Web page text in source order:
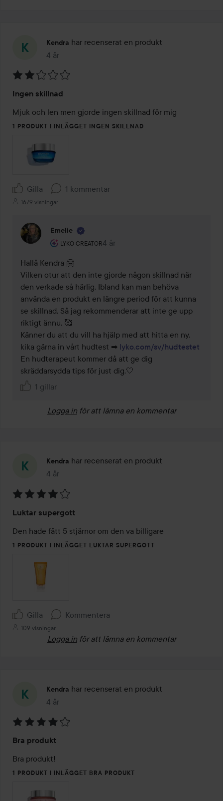
Kendra har recenserat en produkt
4 år
Inlägget skapades 4 år
2
av
5
Ingen skillnad
Mjuk och len men gjorde ingen skillnad för mig
1 PRODUKT I INLÄGGET INGEN SKILLNAD
Gilla 1 kommentar
1679 visningar
Emelie
LYKO CREATOR
Användarens roll: Lyko Creator.
4 år
Kommentaren lades 4 år
Hallå Kendra 🤗
Vilken otur att den inte gjorde någon skillnad när
den verkade så härlig. Ibland kan man behöva
använda en produkt en längre period för att kunna
se skillnad. Så jag rekommenderar att inte ge upp
riktigt ännu. 🥰
Känner du att du vill ha hjälp med att hitta en ny,
kika gärna in vårt hudtest ➡ lyko.com/sv/hudtestet
En hudterapeut kommer då att ge dig
skräddarsydda tips för just dig.🤍
1 gillar
Logga in för att lämna en kommentar
Kendra har recenserat en produkt
4 år
Inlägget skapades 4 år
4
av
5
Luktar supergott
Den hade fått 5 stjärnor om den va billigare
1 PRODUKT I INLÄGGET LUKTAR SUPERGOTT
Gilla Kommentera
109 visningar
Logga in för att lämna en kommentar
Kendra har recenserat en produkt
4 år
Inlägget skapades 4 år
4
av
5
Bra produkt
Bra produkt!
1 PRODUKT I INLÄGGET BRA PRODUKT